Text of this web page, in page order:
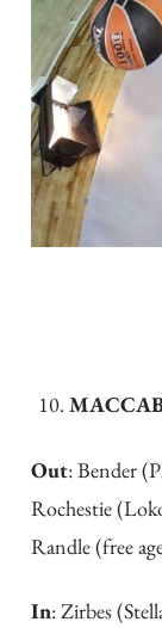
Out: Bender
Rochestie
Randle (free
In: Zirbes